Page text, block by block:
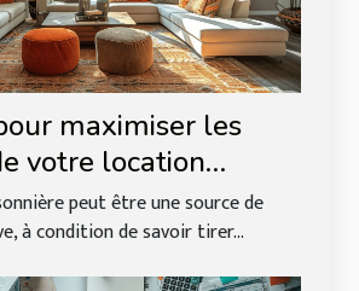
maximiser les
votre location
peut être une source de
à condition de savoir tirer...